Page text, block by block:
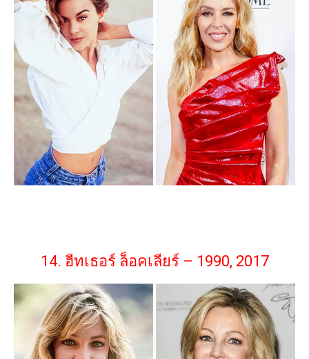
14. ฮีทเธอร์ ล็อคเลียร์ – 1990, 2017